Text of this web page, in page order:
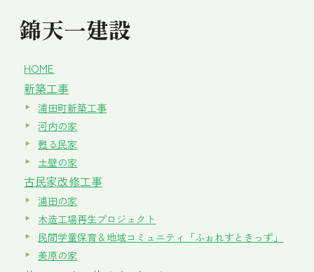
HOME
新築工事
浦田町新築工事
河内の家
甦る民家
土壁の家
古民家改修工事
浦田の家
木造工場再生プロジェクト
民間学童保育＆地域コミュニティ「ふぉれすときっず」
美原の家